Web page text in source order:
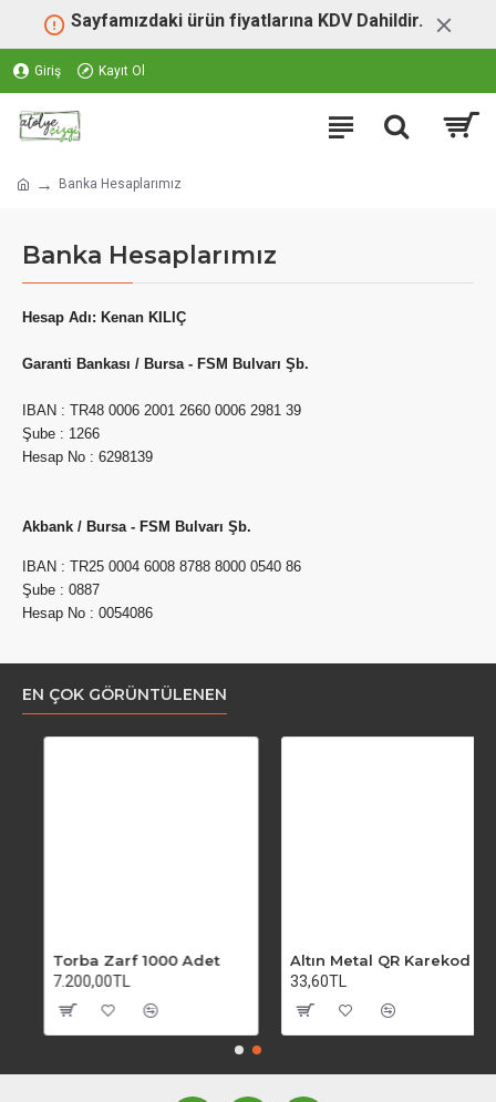
Sayfamızdaki ürün fiyatlarına KDV Dahildir.
Giriş Kayıt Ol
Banka Hesaplarımız
Banka Hesaplarımız
Hesap Adı: Kenan KILIÇ
Garanti Bankası / Bursa - FSM Bulvarı Şb.
IBAN : TR48 0006 2001 2660 0006 2981 39
Şube : 1266
Hesap No : 6298139
Akbank / Bursa - FSM Bulvarı Şb.
IBAN : TR25 0004 6008 8788 8000 0540 86
Şube : 0887
Hesap No : 0054086
EN ÇOK GÖRÜNTÜLENEN
Torba Zarf 1000 Adet
7.200,00TL
Altın Metal QR Karekod Menü 10x5cm
33,60TL